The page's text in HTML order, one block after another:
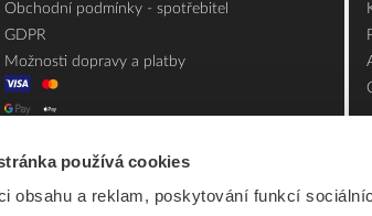
používá cookies
obsahu a reklam, poskytování funkcí
Obchodní podmínky - spotřebitel
GDPR
Možnosti dopravy a platby